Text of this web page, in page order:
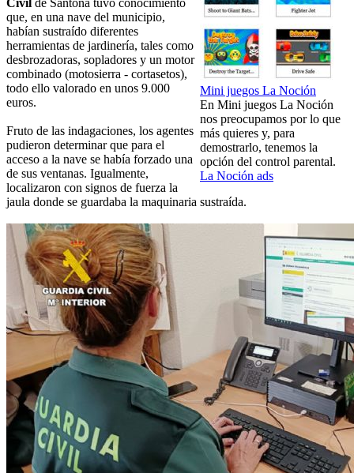
Mini juegos La Noción
En Mini juegos La Noción
nos preocupamos por lo que
más quieres y, para
demostrarlo, tenemos la
opción del control parental.
La Noción ads
Civil de Santoña tuvo conocimiento
que, en una nave del municipio,
habían sustraído diferentes
herramientas de jardinería, tales como
desbrozadoras, sopladores y un motor
combinado (motosierra - cortasetos),
todo ello valorado en unos 9.000
euros.
Fruto de las indagaciones, los agentes
pudieron determinar que para el
acceso a la nave se había forzado una
de sus ventanas. Igualmente,
localizaron con signos de fuerza la
jaula donde se guardaba la maquinaria sustraída.